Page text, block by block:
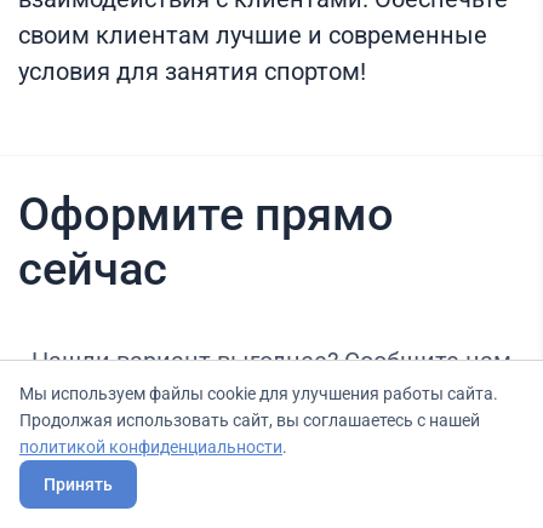
своим клиентам лучшие и современные
условия для занятия спортом!
Оформите прямо
сейчас
Нашли вариант выгоднее? Сообщите нам
об этом, и мы подберем для Вас выгодные
условия.
Мы используем файлы cookie для улучшения работы сайта.
Продолжая использовать сайт, вы соглашаетесь с нашей
политикой конфиденциальности.
Принять